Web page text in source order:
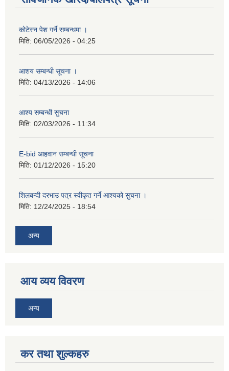
कोटेस्न पेश गर्ने सम्बन्धमा ।
मिति: 06/05/2026 - 04:25
आशय सम्बन्धी सूचना ।
मिति: 04/13/2026 - 14:06
आश्य सम्बन्धी सुचना
मिति: 02/03/2026 - 11:34
E-bid आहवान सम्बन्धी सूचना
मिति: 01/12/2026 - 15:20
शिलबन्दी दरभाउ पत्र स्वीकृत गर्ने आश्यको सुचना ।
मिति: 12/24/2025 - 18:54
अन्य
आय व्यय विवरण
अन्य
कर तथा शुल्कहरु